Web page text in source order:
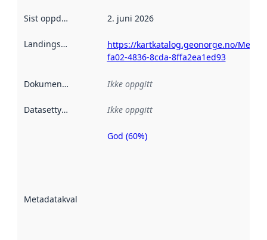
Sist oppdatert 2. juni 2026
Landingsside
https://kartkatalog.geonorge.no/
fa02-4836-8cda-8ffa2ea1ed93
Dokumentasjon Ikke oppgitt
Datasettype Ikke oppgitt
Metadatakvalitet
Metadatakvalitet
God (60%)